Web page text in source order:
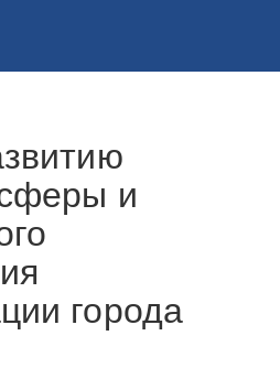
и
города